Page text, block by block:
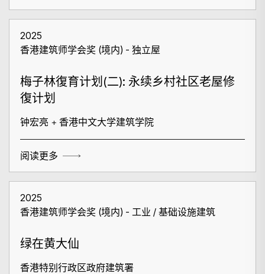
2025
香港建筑师学会奖 (境内) - 独立屋
梅子林復育计划(二): 永续乡村社区老屋修
復计划
钟宏亮 + 香港中文大学建筑学院
阅读更多
2025
香港建筑师学会奖 (境内) - 工业 / 基础设施建筑
绿在黄大仙
香港特别行政区政府建筑署